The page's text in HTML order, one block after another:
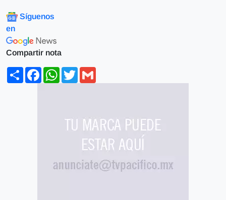
Síguenos
en
Compartir nota
ShareFacebookWhatsApp
Twitter